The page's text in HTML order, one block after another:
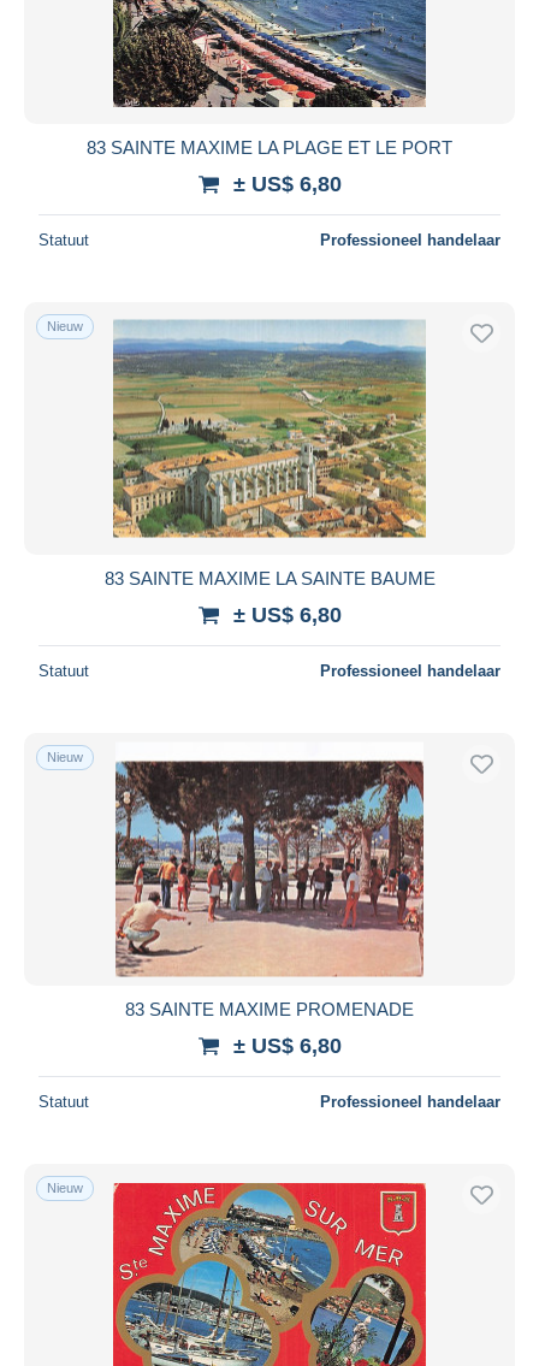
83 SAINTE MAXIME LA PLAGE ET LE PORT
± US$ 6,80
Statuut Professioneel handelaar
Nieuw
83 SAINTE MAXIME LA SAINTE BAUME
± US$ 6,80
Statuut Professioneel handelaar
Nieuw
83 SAINTE MAXIME PROMENADE
± US$ 6,80
Statuut Professioneel handelaar
Nieuw